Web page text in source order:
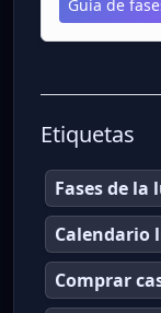
Guía de
Etiquetas
Fases de la
Calendario
Comprar